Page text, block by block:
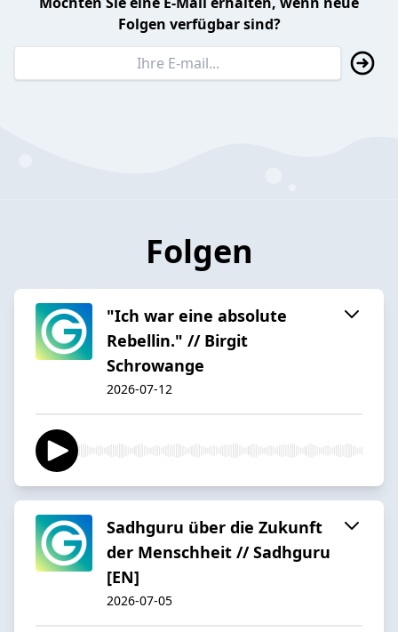
Folgen verfügbar sind?
Folgen
"Ich war eine absolute
Rebellin." // Birgit
Schrowange
2026-07-12
Sadhguru über die Zukunft
der Menschheit // Sadhguru
[EN]
2026-07-05